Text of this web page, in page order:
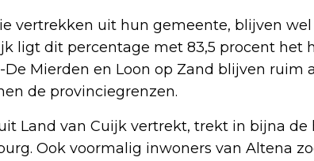
vertrekken uit hun gemeente, blijven wel
ligt dit percentage met 83,5 procent het
De Mierden en Loon op Zand blijven ruim
de provinciegrenzen.
Land van Cuijk vertrekt, trekt in bijna
Ook voormalig inwoners van Altena